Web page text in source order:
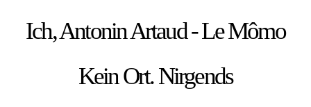
Ich, Antonin Artaud - Le Mômo
Kein Ort. Nirgends